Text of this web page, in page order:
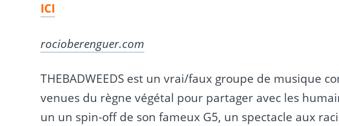
ICI
rocioberenguer.com
THEBADWEEDS est un vrai/faux groupe de musique
venues du règne végétal pour partager avec les
un un spin-off de son fameux G5, un spectacle aux